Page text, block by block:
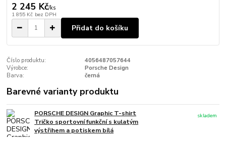
2 245 Kč/ks
1 855 Kč bez DPH
Přidat do košíku
Číslo produktu:
4056487057644
Výrobce:
Porsche Design
Barva:
černá
Barevné varianty produktu
PORSCHE DESIGN Graphic T-shirt
Tričko sportovní funkční s kulatým
výstřihem a potiskem bílá
skladem